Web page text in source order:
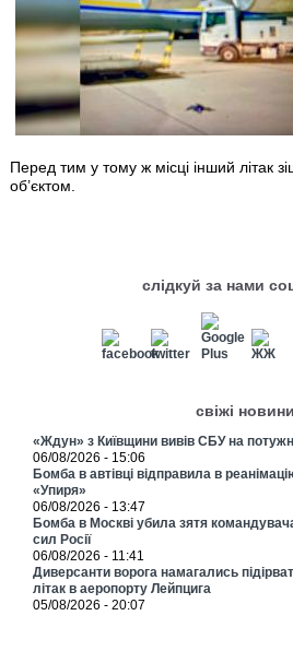
Перед тим у тому ж місці інший літак
об’єктом.
слідкуй за нами
свіжі новини
«Ждун» з Київщини вивів СБУ на
06/08/2026 - 15:06
Бомба в автівці відправила в
«Упиря»
06/08/2026 - 13:47
Бомба в Москві убила зятя
сил Росії
06/08/2026 - 11:41
Диверсанти ворога намагались
літак в аеропорту Лейпцига
05/08/2026 - 20:07